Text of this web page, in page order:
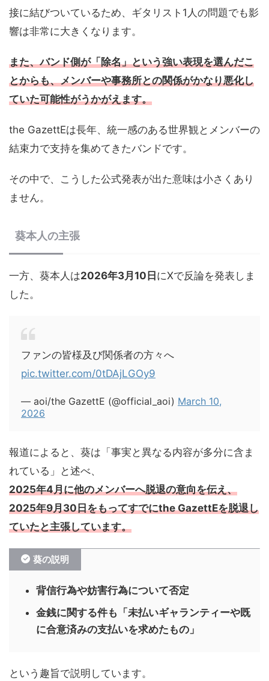
接に結びついているため、ギタリスト1人の問題でも影
響は非常に大きくなります。
また、バンド側が「除名」という強い表現を選んだこ
とからも、メンバーや事務所との関係がかなり悪化し
ていた可能性がうかがえます。
the GazettEは長年、統一感のある世界観とメンバーの
結束力で支持を集めてきたバンドです。
その中で、こうした公式発表が出た意味は小さくあり
ません。
葵本人の主張
一方、葵本人は2026年3月10日にXで反論を発表しま
した。
ファンの皆様及び関係者の方々へ
pic.twitter.com/0tDAjLGOy9
— aoi/the GazettE (@official_aoi) March 10,
2026
報道によると、葵は「事実と異なる内容が多分に含ま
れている」と述べ、
2025年4月に他のメンバーへ脱退の意向を伝え、
2025年9月30日をもってすでにthe GazettEを脱退し
ていたと主張しています。
葵の説明
背信行為や妨害行為について否定
金銭に関する件も「未払いギャランティーや既
に合意済みの支払いを求めたもの」
という趣旨で説明しています。